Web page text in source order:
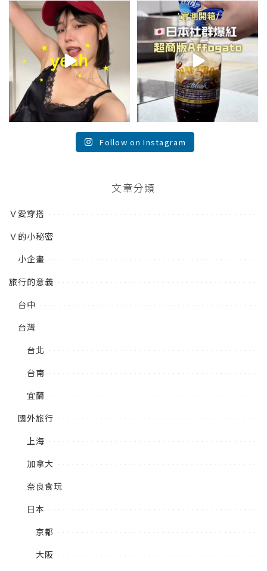
summer outfit⋆.˚✮🎧✮˚.⋆
夏日穿搭最需要單品！...
755 43
\🇯🇵日本爆紅!超商版Affogato
🍨☕️/
🏷️#吉推日本🇯🇵...
117 26
Follow on Instagram
文章分類
Ｖ愛穿搭
Ｖ的小秘密
小企畫
旅行的意義
台中
台灣
台北
台南
宜蘭
國外旅行
上海
加拿大
奈良食玩
日本
京都
大阪